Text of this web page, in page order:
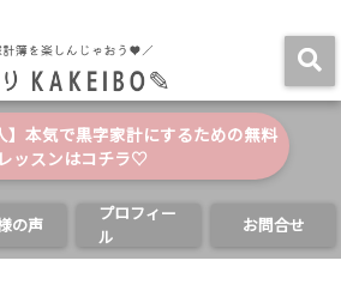
本気で黒字家計にするための無料
レッスンはコチラ♡
の声
プロフィー
ル
お問合せ